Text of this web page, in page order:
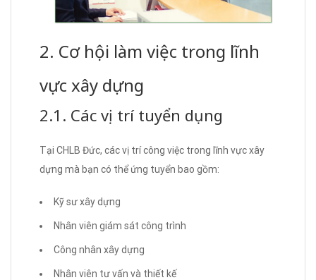
2. Cơ hội làm việc trong lĩnh
vực xây dựng
2.1. Các vị trí tuyển dụng
Tại CHLB Đức, các vị trí công việc trong lĩnh vực xây
dựng mà bạn có thể ứng tuyển bao gồm:
Kỹ sư xây dựng
Nhân viên giám sát công trình
Công nhân xây dựng
Nhân viên tư vấn và thiết kế